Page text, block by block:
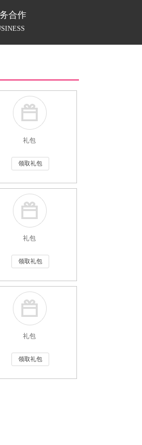
合作
礼包
领取礼包
礼包
领取礼包
礼包
领取礼包